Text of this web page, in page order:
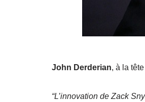
John Derderian, à la
“L’innovation de Zack